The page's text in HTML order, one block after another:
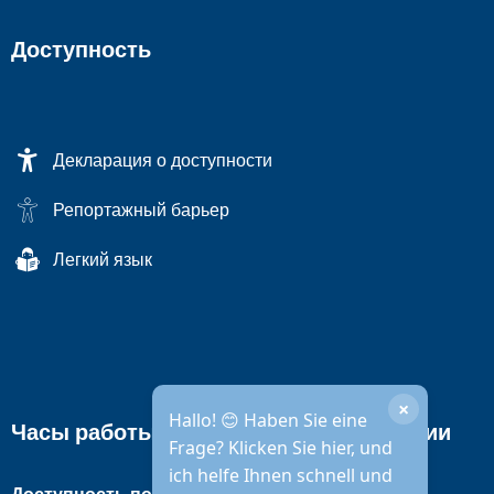
Доступность
Декларация о доступности
Репортажный барьер
Легкий язык
Hallo! 😊 Haben Sie eine
Frage? Klicken Sie hier, und
ich helfe Ihnen schnell und
×
Часы работы городской администрации